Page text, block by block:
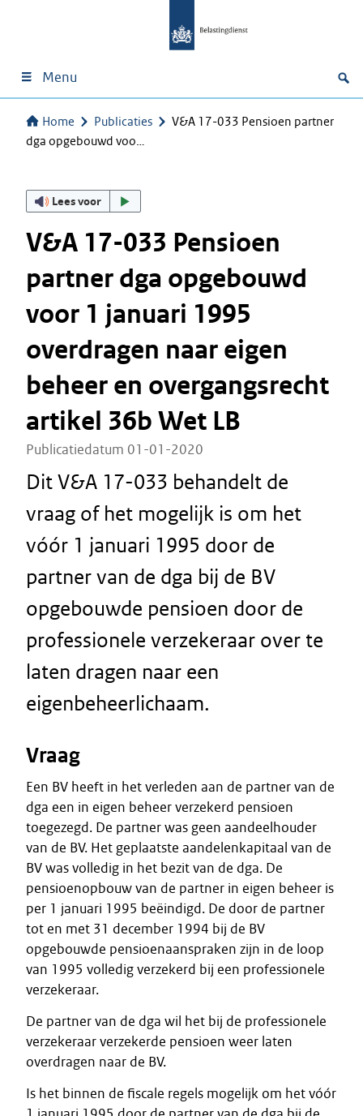
Menu
Home Publicaties
V&A 17-033 Pensioen partner
dga opgebouwd voo…
Lees voor
V&A 17-033 Pensioen
partner dga opgebouwd
voor 1 januari 1995
overdragen naar eigen
beheer en overgangsrecht
artikel 36b Wet LB
Publicatiedatum 01-01-2020
Dit V&A 17-033 behandelt de
vraag of het mogelijk is om het
vóór 1 januari 1995 door de
partner van de dga bij de BV
opgebouwde pensioen door de
professionele verzekeraar over te
laten dragen naar een
eigenbeheerlichaam.
Vraag
Een BV heeft in het verleden aan de partner van de
dga een in eigen beheer verzekerd pensioen
toegezegd. De partner was geen aandeelhouder
van de BV. Het geplaatste aandelenkapitaal van de
BV was volledig in het bezit van de dga. De
pensioenopbouw van de partner in eigen beheer is
per 1 januari 1995 beëindigd. De door de partner
tot en met 31 december 1994 bij de BV
opgebouwde pensioenaanspraken zijn in de loop
van 1995 volledig verzekerd bij een professionele
verzekeraar.
De partner van de dga wil het bij de professionele
verzekeraar verzekerde pensioen weer laten
overdragen naar de BV.
Is het binnen de fiscale regels mogelijk om het vóór